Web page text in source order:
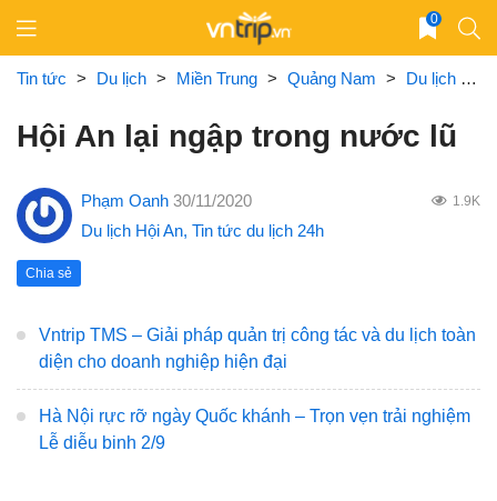
content
0
Tin tức > Du lịch > Miền Trung > Quảng Nam > Du lịch Hội An
Hội An lại ngập trong nước lũ
Phạm Oanh 30/11/2020 1.9K
Du lịch Hội An, Tin tức du lịch 24h
Chia sẻ
Vntrip TMS – Giải pháp quản trị công tác và du lịch toàn
diện cho doanh nghiệp hiện đại
Hà Nội rực rỡ ngày Quốc khánh – Trọn vẹn trải nghiệm
Lễ diễu binh 2/9